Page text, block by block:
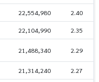
22,554,980 2.40
22,104,990 2.35
21,488,340 2.29
21,314,240 2.27